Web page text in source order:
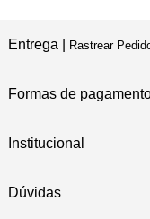
Entrega | Rastrear
Formas de
Institucional
Dúvidas